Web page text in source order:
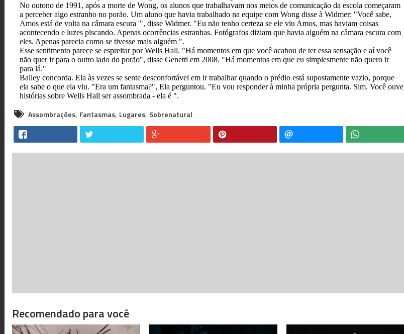
No outono de 1991, após a morte de Wong, os alunos que trabalhavam nos meios de comunicação da escola começaram
a perceber algo estranho no porão. Um aluno que havia trabalhado na equipe com Wong disse à Widmer: "Você sabe,
Amos está de volta na câmara escura '", disse Widmer. "Eu não tenho certeza se ele viu Amos, mas haviam coisas
acontecendo e luzes piscando. Apenas ocorrências estranhas. Fotógrafos diziam que havia alguém na câmara escura com
eles. Apenas parecia como se tivesse mais alguém ".
Esse sentimento parece se espreitar por Wells Hall. "Há momentos em que você acabou de ter essa sensação e aí você
não quer ir para o outro lado do porão", disse Genetti em 2008. "Há momentos em que eu simplesmente não quero ir
para lá."
Bailey concorda. Ela às vezes se sente desconfortável em ir trabalhar quando o prédio está supostamente vazio, porque
ela sabe o que ela viu. "Era um fantasma?", Ela perguntou. "Eu vou responder à minha própria pergunta. Sim. Você ouve
histórias sobre Wells Hall ser assombrada - ela é ".
Assombrações, Fantasmas, Lugares, Sobrenatural
Recomendado para você